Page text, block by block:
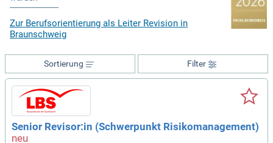
Zur Berufsorientierung als Leiter Revision in
Braunschweig
Filter
Sortierung
Senior Revisor:in (Schwerpunkt Risikomanagement)